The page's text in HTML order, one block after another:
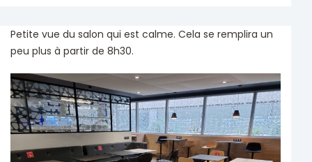
Petite vue du salon qui est calme. Cela se remplira un
peu plus à partir de 8h30.